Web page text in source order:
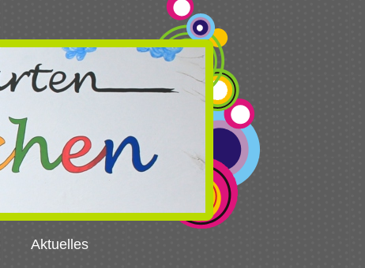
Aktuelles